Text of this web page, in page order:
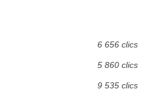
6 656 clics
5 860 clics
9 535 clics